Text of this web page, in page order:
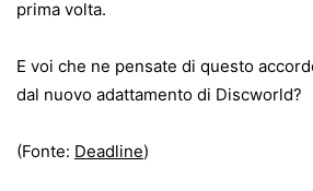
prima volta.
E voi che ne pensate di questo
dal nuovo adattamento di Discworld?
(Fonte: Deadline)